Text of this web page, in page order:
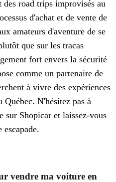
road trips improvisés au
d'achat et de vente de
amateurs d'aventure de se
que sur les tracas
fort envers la sécurité
comme un partenaire de
à vivre des expériences
Québec. N'hésitez pas à
sur Shopicar et laissez-vous
vendre ma voiture en